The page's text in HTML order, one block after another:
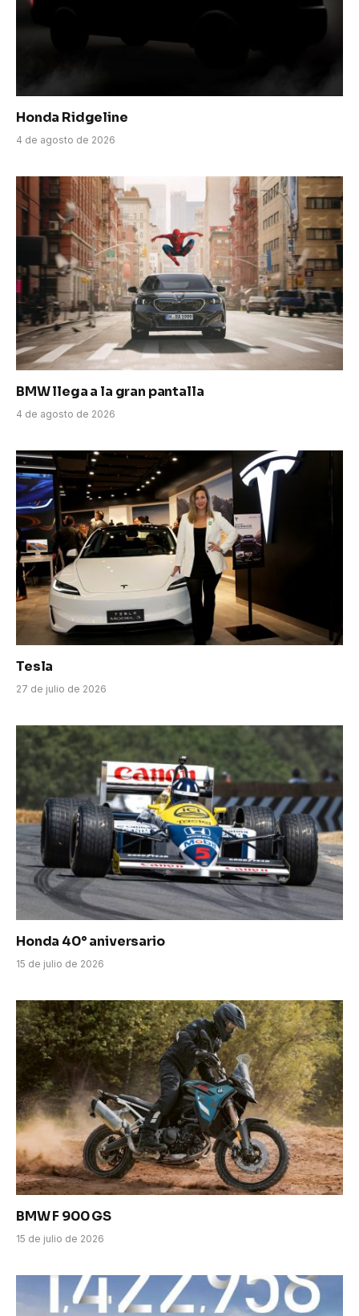
Honda Ridgeline
4 de agosto de 2026
BMW llega a la gran pantalla
4 de agosto de 2026
Tesla
27 de julio de 2026
Honda 40° aniversario
15 de julio de 2026
BMW F 900 GS
15 de julio de 2026